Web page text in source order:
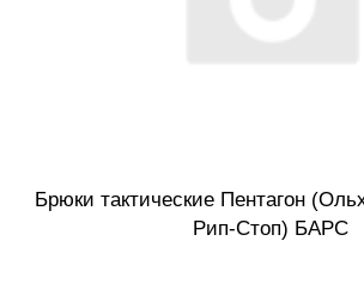
Брюки тактические Пентагон
Рип-Стоп) БАРС